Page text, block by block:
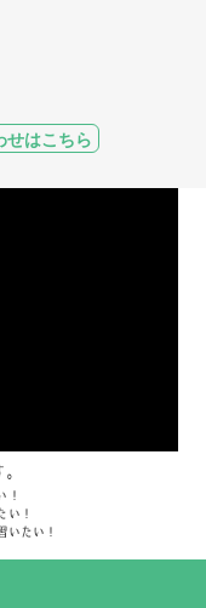
せはこちら
！
い！
いたい！